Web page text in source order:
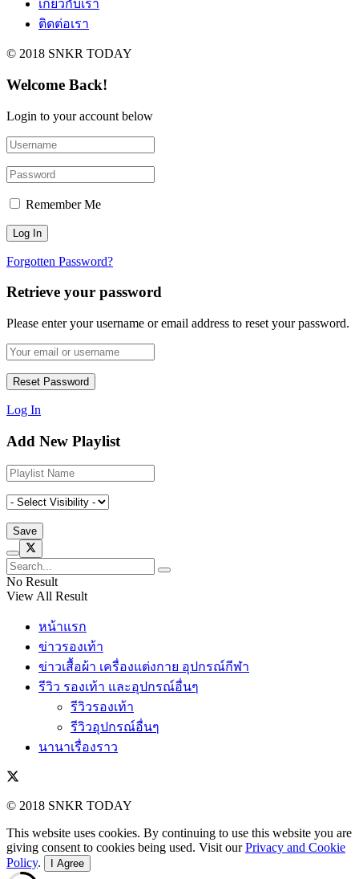
เกี่ยวกับเรา
ติดต่อเรา
© 2018 SNKR TODAY
Welcome Back!
Login to your account below
Remember Me
Forgotten Password?
Retrieve your password
Please enter your username or email address to reset your password.
Log In
Add New Playlist
No Result
View All Result
หน้าแรก
ข่าวรองเท้า
ข่าวเสื้อผ้า เครื่องแต่งกาย อุปกรณ์กีฬา
รีวิว รองเท้า และอุปกรณ์อื่นๆ
รีวิวรองเท้า
รีวิวอุปกรณ์อื่นๆ
นานาเรื่องราว
© 2018 SNKR TODAY
This website uses cookies. By continuing to use this website you are
giving consent to cookies being used. Visit ourPrivacy and Cookie
Policy. I Agree